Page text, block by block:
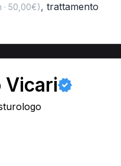
· 50,00€), trattamento
Vicari